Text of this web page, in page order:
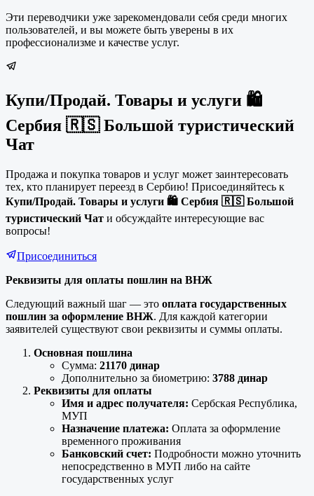
Эти переводчики уже зарекомендовали себя среди многих
пользователей, и вы можете быть уверены в их
профессионализме и качестве услуг.
Купи/Продай. Товары и услуги 🛍
Сербия 🇷🇸 Большой туристический
Чат
Продажа и покупка товаров и услуг может заинтересовать
тех, кто планирует переезд в Сербию! Присоединяйтесь к
Купи/Продай. Товары и услуги 🛍 Сербия 🇷🇸 Большой
туристический Чат и обсуждайте интересующие вас
вопросы!
Присоединиться
Реквизиты для оплаты пошлин на ВНЖ
Следующий важный шаг — это оплата государственных
пошлин за оформление ВНЖ. Для каждой категории
заявителей существуют свои реквизиты и суммы оплаты.
Основная пошлина
Сумма: 21170 динар
Дополнительно за биометрию: 3788 динар
Реквизиты для оплаты
Имя и адрес получателя: Сербская Республика,
МУП
Назначение платежа: Оплата за оформление
временного проживания
Банковский счет: Подробности можно уточнить
непосредственно в МУП либо на сайте
государственных услуг